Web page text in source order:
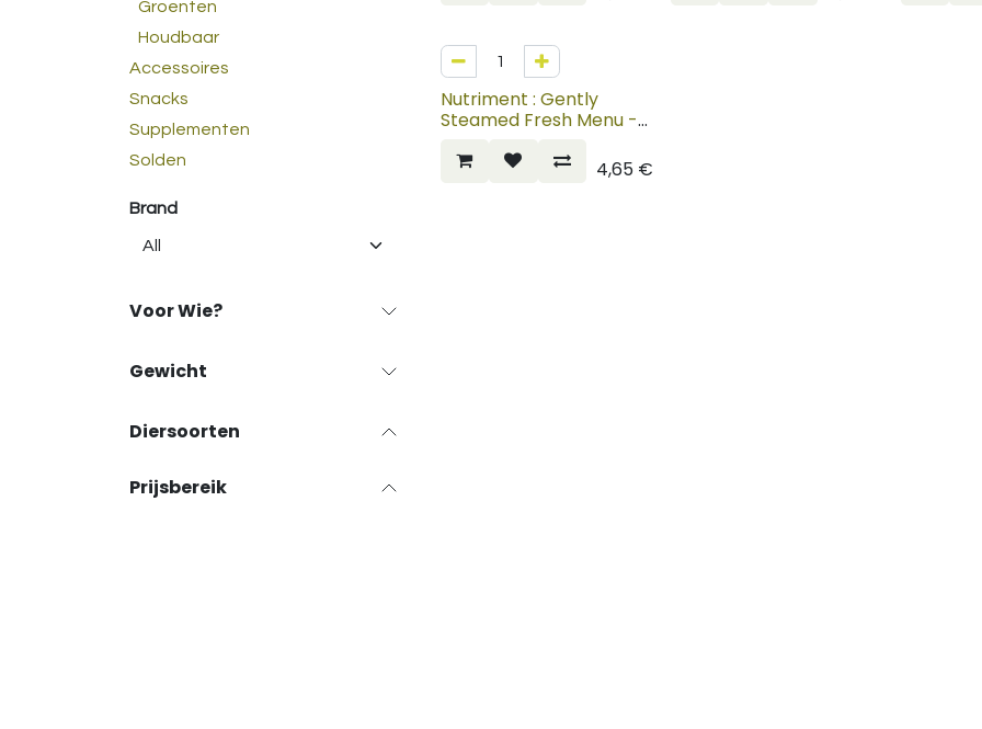
Groenten
Houdbaar
Accessoires
Snacks
Supplementen
Solden
Brand
Voor Wie?
Gewicht
Diersoorten
Prijsbereik
Nutriment : Gently
Steamed Fresh Menu -
4,65 €